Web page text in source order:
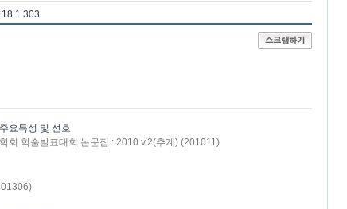
요특성 및 선호
회 학술발표대회 논문집 : 2010 v.2(추계) (201011)